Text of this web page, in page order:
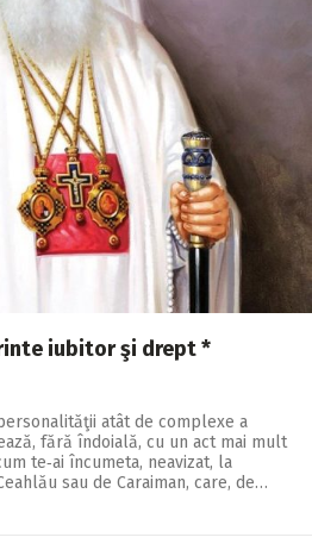
iubitor şi drept *
atât de complexe a
fără îndoială, cu un act mai mult
te‑ai încumeta, neavizat, la
sau de Caraiman, care, de…